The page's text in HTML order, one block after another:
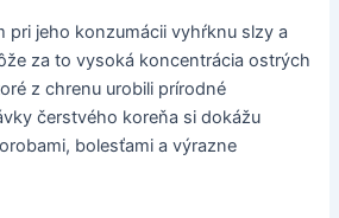
pri jeho konzumácii vyhŕknu slzy a
za to vysoká koncentrácia ostrých
z chrenu urobili prírodné
čerstvého koreňa si dokážu
bolesťami a výrazne